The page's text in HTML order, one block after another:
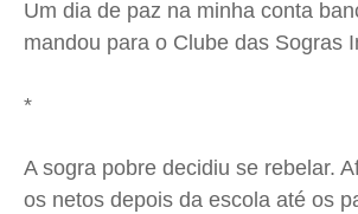
Um dia de paz na minha conta
mandou para o Clube das Sogras
*
A sogra pobre decidiu se rebelar.
os netos depois da escola até os